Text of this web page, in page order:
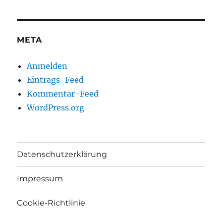
META
Anmelden
Eintrags-Feed
Kommentar-Feed
WordPress.org
Datenschutzerklärung
Impressum
Cookie-Richtlinie